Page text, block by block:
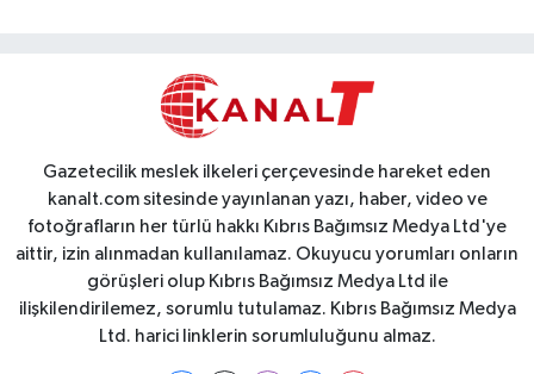
Gazetecilik meslek ilkeleri çerçevesinde hareket eden
kanalt.com sitesinde yayınlanan yazı, haber, video ve
fotoğrafların her türlü hakkı Kıbrıs Bağımsız Medya Ltd'ye
aittir, izin alınmadan kullanılamaz. Okuyucu yorumları onların
görüşleri olup Kıbrıs Bağımsız Medya Ltd ile
ilişkilendirilemez, sorumlu tutulamaz. Kıbrıs Bağımsız Medya
Ltd. harici linklerin sorumluluğunu almaz.